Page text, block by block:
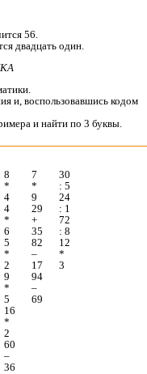
56.
двадцать один.
и, воспользовавшись кодом
и найти по 3 буквы.
8
*
4
4
*
6
5
*
2
9
*
5
16
*
2
60
–
36
7
*
9
29
+
35
82
–
17
94
–
69
30
: 5
24
: 1
72
: 8
12
*
3